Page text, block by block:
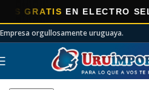
EN ELECTRO
Empresa orgullosamente uruguaya.